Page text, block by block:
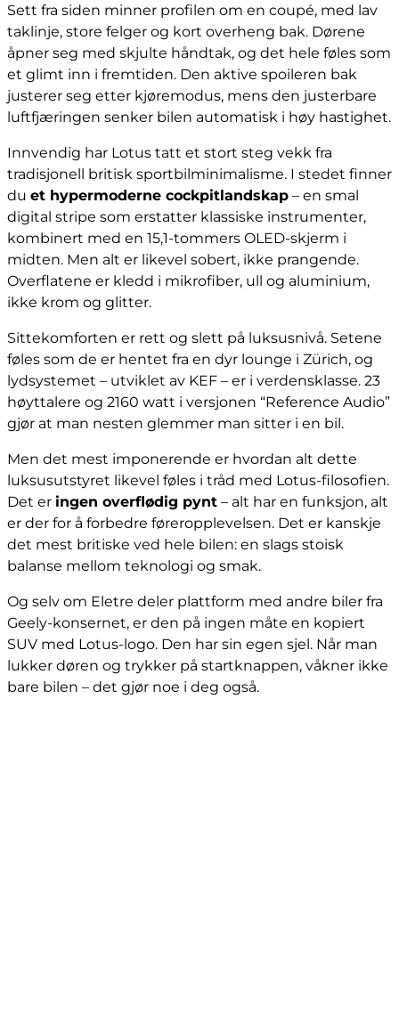
Sett fra siden minner profilen om en coupé, med lav
taklinje, store felger og kort overheng bak. Dørene
åpner seg med skjulte håndtak, og det hele føles som
et glimt inn i fremtiden. Den aktive spoileren bak
justerer seg etter kjøremodus, mens den justerbare
luftfjæringen senker bilen automatisk i høy hastighet.
Innvendig har Lotus tatt et stort steg vekk fra
tradisjonell britisk sportbilminimalisme. I stedet finner
du et hypermoderne cockpitlandskap – en smal
digital stripe som erstatter klassiske instrumenter,
kombinert med en 15,1-tommers OLED-skjerm i
midten. Men alt er likevel sobert, ikke prangende.
Overflatene er kledd i mikrofiber, ull og aluminium,
ikke krom og glitter.
Sittekomforten er rett og slett på luksusnivå. Setene
føles som de er hentet fra en dyr lounge i Zürich, og
lydsystemet – utviklet av KEF – er i verdensklasse. 23
høyttalere og 2160 watt i versjonen “Reference Audio”
gjør at man nesten glemmer man sitter i en bil.
Men det mest imponerende er hvordan alt dette
luksusutstyret likevel føles i tråd med Lotus-filosofien.
Det er ingen overflødig pynt – alt har en funksjon, alt
er der for å forbedre føreropplevelsen. Det er kanskje
det mest britiske ved hele bilen: en slags stoisk
balanse mellom teknologi og smak.
Og selv om Eletre deler plattform med andre biler fra
Geely-konsernet, er den på ingen måte en kopiert
SUV med Lotus-logo. Den har sin egen sjel. Når man
lukker døren og trykker på startknappen, våkner ikke
bare bilen – det gjør noe i deg også.